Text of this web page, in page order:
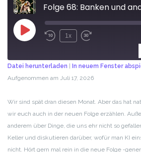
Folge 68: Banken und
1x
TEILEN
LINK
EMBED
Datei herunterladen In neuem Fenster
Aufgenommen am Juli 17, 2026
Wir sind spät dran diesen Monat. Aber das hat
wir euch auch in der neuen Folge erzählen.
anderem über Dinge, die uns ehr nicht so
Keller und diskutieren darüber, wofür man KI
nicht. Hört gern mal rein in die neue Folge -